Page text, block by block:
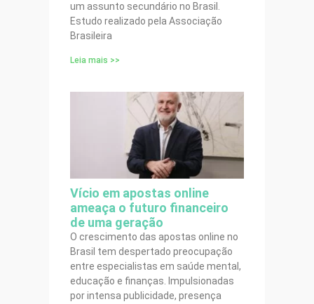
um assunto secundário no Brasil.
Estudo realizado pela Associação
Brasileira
Leia mais >>
Vício em apostas online
ameaça o futuro financeiro
de uma geração
O crescimento das apostas online no
Brasil tem despertado preocupação
entre especialistas em saúde mental,
educação e finanças. Impulsionadas
por intensa publicidade, presença